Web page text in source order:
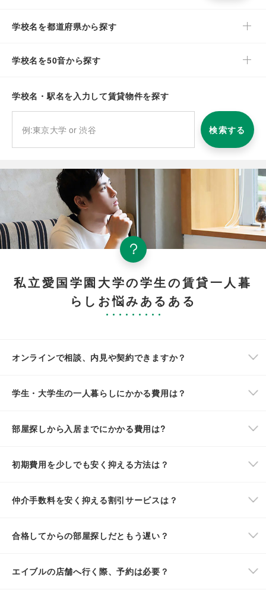
学校名を都道府県から探す
学校名を50音から探す
学校名・駅名を入力して賃貸物件を探す
検索する
私立愛国学園大学の学生の賃貸一人暮
らしお悩みあるある
オンラインで相談、内見や契約できますか？
学生・大学生の一人暮らしにかかる費用は？
部屋探しから入居までにかかる費用は?
初期費用を少しでも安く抑える方法は？
仲介手数料を安く抑える割引サービスは？
合格してからの部屋探しだともう遅い？
エイブルの店舗へ行く際、予約は必要？